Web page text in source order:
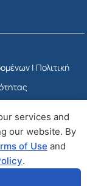
services and
our website. By
of Use and
.
| Πολιτική
Developed by Wizy